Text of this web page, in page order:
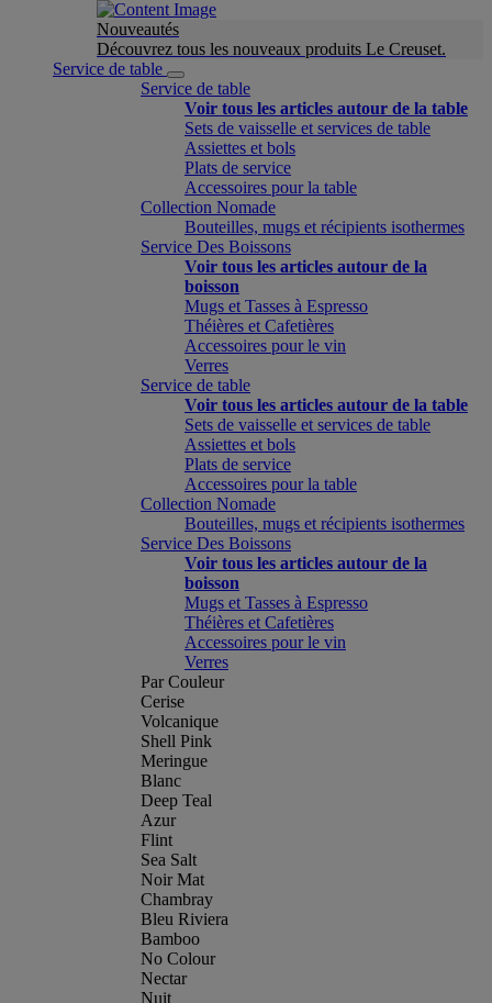
Nouveautés
Découvrez tous les nouveaux produits Le Creuset.
Service de table
Service de table
Voir tous les articles autour de la table
Sets de vaisselle et services de table
Assiettes et bols
Plats de service
Accessoires pour la table
Collection Nomade
Bouteilles, mugs et récipients isothermes
Service Des Boissons
Voir tous les articles autour de la
boisson
Mugs et Tasses à Espresso
Théières et Cafetières
Accessoires pour le vin
Verres
Service de table
Voir tous les articles autour de la table
Sets de vaisselle et services de table
Assiettes et bols
Plats de service
Accessoires pour la table
Collection Nomade
Bouteilles, mugs et récipients isothermes
Service Des Boissons
Voir tous les articles autour de la
boisson
Mugs et Tasses à Espresso
Théières et Cafetières
Accessoires pour le vin
Verres
Par Couleur
Cerise
Volcanique
Shell Pink
Meringue
Blanc
Deep Teal
Azur
Flint
Sea Salt
Noir Mat
Chambray
Bleu Riviera
Bamboo
No Colour
Nectar
Nuit